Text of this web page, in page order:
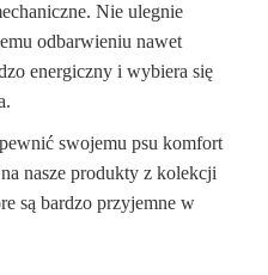
Nie ulegnie
odbarwieniu nawet
energiczny i wybiera się
swojemu psu komfort
nasze produkty z kolekcji
są bardzo przyjemne w